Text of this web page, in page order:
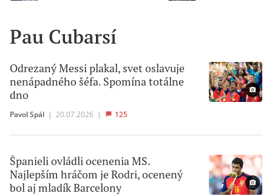
Pau Cubarsí
Odrezaný Messi plakal, svet oslavuje
nenápadného šéfa. Spomína totálne
dno
Pavol Spál | 20.07.2026 | 125
Španieli ovládli ocenenia MS.
Najlepším hráčom je Rodri, ocenený
bol aj mladík Barcelony